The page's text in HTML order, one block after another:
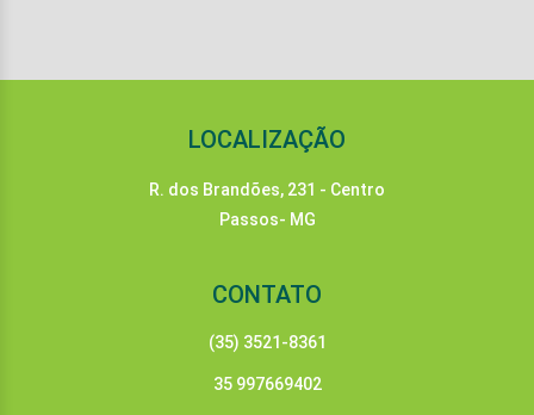
LOCALIZAÇÃO
R. dos Brandões, 231 - Centro
Passos- MG
CONTATO
(35) 3521-8361
35 997669402